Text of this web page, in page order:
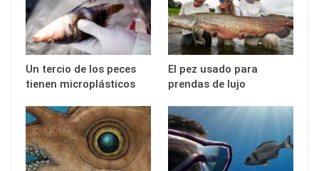
Un tercio de los peces
tienen microplásticos
El pez usado para
prendas de lujo